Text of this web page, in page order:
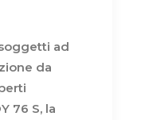
ad
da
76 S, la